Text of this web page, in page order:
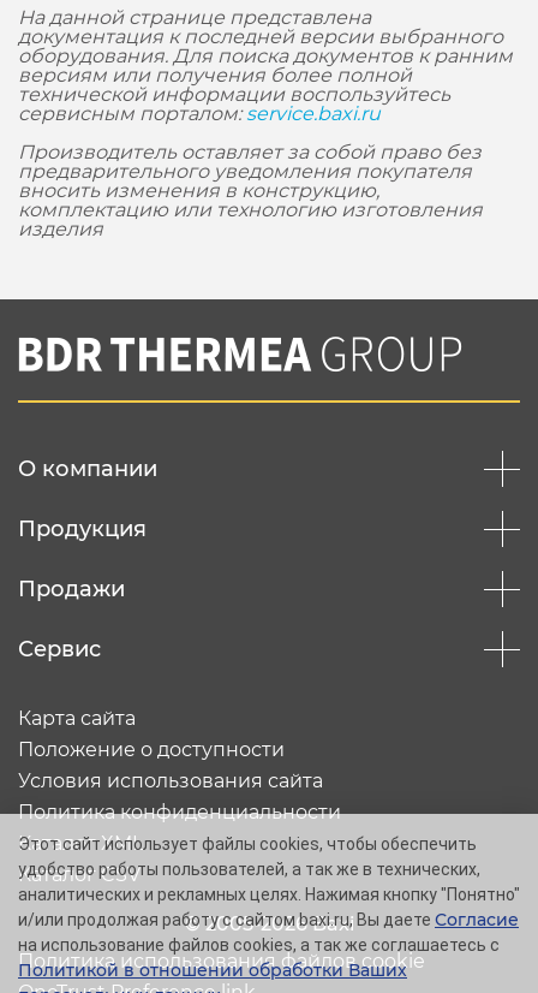
На данной странице представлена
документация к последней версии выбранного
оборудования. Для поиска документов к ранним
версиям или получения более полной
технической информации воспользуйтесь
сервисным порталом:service.baxi.ru
Производитель оставляет за собой право без
предварительного уведомления покупателя
вносить изменения в конструкцию,
комплектацию или технологию изготовления
изделия
О компании
Продукция
Продажи
Сервис
© 2005-2026 Baxi
Карта сайта
Положение о доступности
Условия использования сайта
Политика конфиденциальности
Каталог XML
Каталог CSV
Политика использования файлов cookie
Этот сайт использует файлы cookies, чтобы обеспечить
удобство работы пользователей, а так же в технических,
аналитических и рекламных целях. Нажимая кнопку "Понятно"
и/или продолжая работу с сайтом baxi.ru, Вы даете Согласие
на использование файлов cookies, а так же соглашаетесь с
Политикой в отношении обработки Ваших